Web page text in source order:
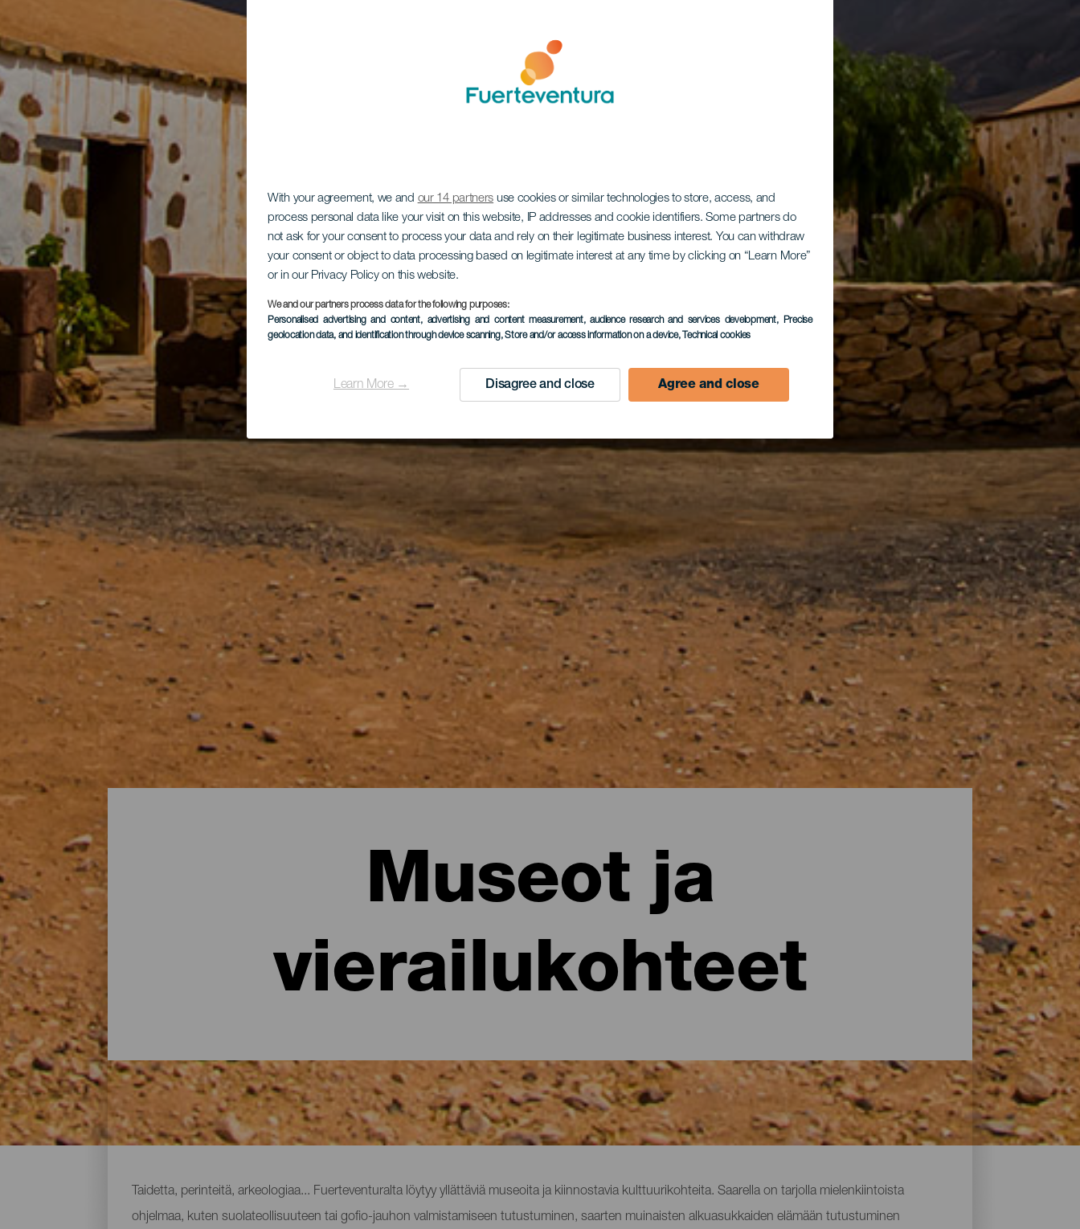
With your agreement, we and our 14 partners use cookies or similar technologies to store, access, and
process personal data like your visit on this website, IP addresses and cookie identifiers. Some partners do
not ask for your consent to process your data and rely on their legitimate business interest. You can withdraw
your consent or object to data processing based on legitimate interest at any time by clicking on “Learn More”
or in our Privacy Policy on this website.
We and our partners process data for the following purposes:
Personalised advertising and content, advertising and content measurement, audience research and services development, Precise
geolocation data, and identification through device scanning, Store and/or access information on a device, Technical cookies
Learn More → Disagree and close Agree and close
Museot ja
vierailukohteet
Fuerteventuran museot ja kiinnostavat vierailukohteet
Taidetta, perinteitä, arkeologiaa... Fuerteventuralta löytyy yllättäviä museoita ja kiinnostavia kulttuurikohteita. Saarella on tarjolla mielenkiintoista
ohjelmaa, kuten suolateollisuuteen tai gofio-jauhon valmistamiseen tutustuminen, saarten muinaisten alkuasukkaiden elämään tutustuminen